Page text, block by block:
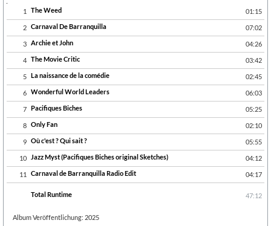
1 The Weed 01:15
2 Carnaval De Barranquilla 07:02
3 Archie et John 04:26
4 The Movie Critic 03:42
5 La naissance de la comédie 02:45
6 Wonderful World Leaders 06:03
7 Pacifiques Biches 05:25
8 Only Fan 02:10
9 Où c'est ? Qui sait ? 05:55
10 Jazz Myst (Pacifiques Biches original Sketches) 04:12
11 Carnaval de Barranquilla Radio Edit 04:17
Total Runtime 47:12
Album Veröffentlichung: 2025